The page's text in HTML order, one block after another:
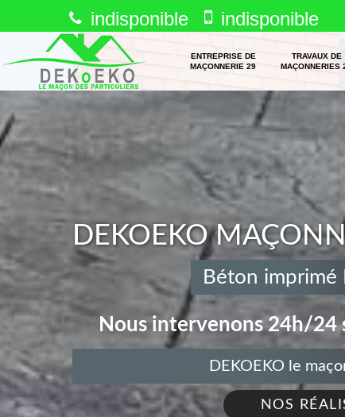
indisponible indisponible
ENTREPRISE DE
MAÇONNERIE 29
TRAVAUX DE
MAÇONNERIES
DEKOEKO
Béton imprimé
Nous intervenons 24h/24
DEKOEKO le
NOS